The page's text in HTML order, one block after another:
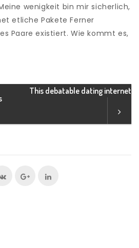
wenigkeit bin mir sicherlich,
etliche Pakete Ferner
Paare existiert. Wie kommt es,
This debatable dating internet